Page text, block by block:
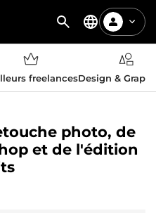
freelancesDesign &
photo, de
et de l'édition